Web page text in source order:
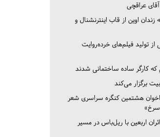
عراقچی
زندان اوین از قاب اینترنشنال و
از تولید فیلم‌های خرده‌روایت
که کارگر ساده ساختمانی شدند
برگزار می‌کند
هشتمین کنگره سراسری شعر
سرخ»
اربعین با ریل‌باس در مسیر